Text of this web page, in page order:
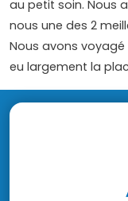
au petit soin. Nous
nous une des 2
Nous avons
eu largement la